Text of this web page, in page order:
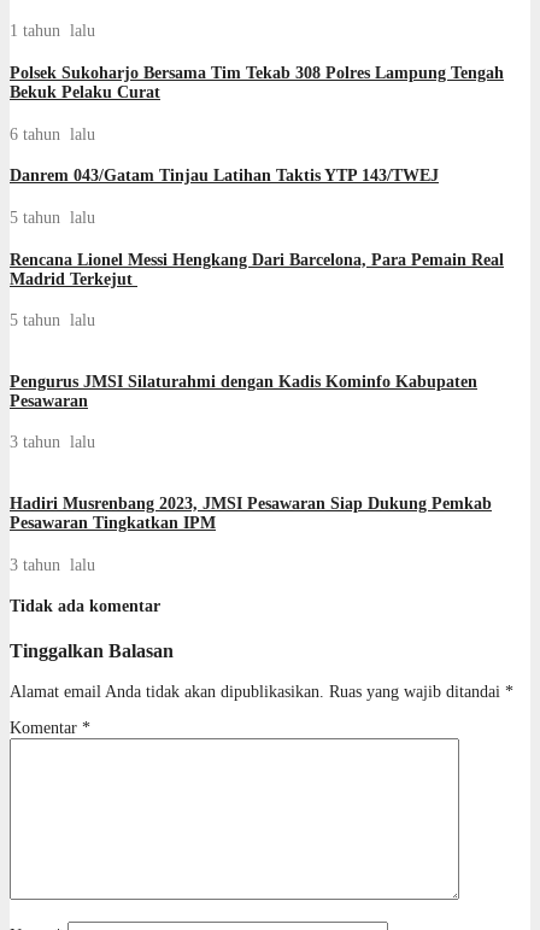
1 tahun lalu
Polsek Sukoharjo Bersama Tim Tekab 308 Polres Lampung Tengah
Bekuk Pelaku Curat
6 tahun lalu
Danrem 043/Gatam Tinjau Latihan Taktis YTP 143/TWEJ
5 tahun lalu
Rencana Lionel Messi Hengkang Dari Barcelona, Para Pemain Real
Madrid Terkejut
5 tahun lalu
Pengurus JMSI Silaturahmi dengan Kadis Kominfo Kabupaten
Pesawaran
3 tahun lalu
Hadiri Musrenbang 2023, JMSI Pesawaran Siap Dukung Pemkab
Pesawaran Tingkatkan IPM
3 tahun lalu
Tidak ada komentar
Tinggalkan Balasan
Alamat email Anda tidak akan dipublikasikan. Ruas yang wajib ditandai *
Komentar *